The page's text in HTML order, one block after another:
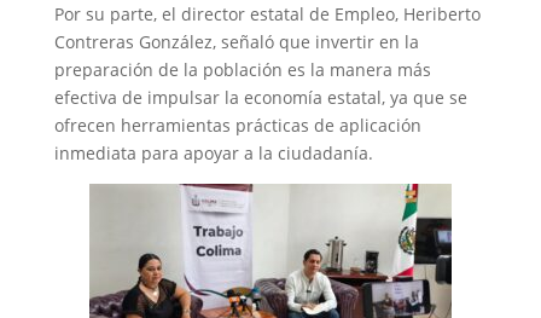
Por su parte, el director estatal de Empleo, Heriberto
Contreras González, señaló que invertir en la
preparación de la población es la manera más
efectiva de impulsar la economía estatal, ya que se
ofrecen herramientas prácticas de aplicación
inmediata para apoyar a la ciudadanía.